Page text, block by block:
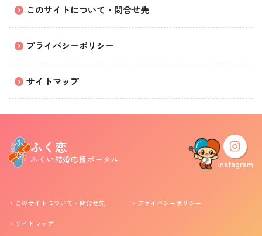
ふくい婚活サポートセンターについて
サイトマップ
このサイトについて・問合せ先
プライバシーポリシー
サイトマップ
ふく恋
ふくい結婚応援ポータル instagram
このサイトについて・問合せ先 プライバシーポリシー
サイトマップ